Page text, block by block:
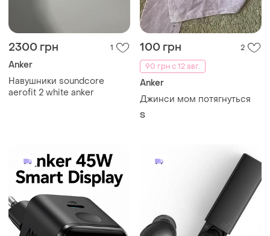
2300 грн 1
Anker
Навушники soundсore
aerofit 2 white anker
100 грн
2
90 грн с 12 авг.
Anker
Джинси мом потягнуться
S